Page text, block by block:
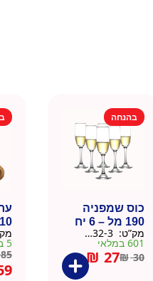
בהנחה
כוס שמפניה
190 מל – 6 יח
מק”ט:
601 במלאי
₪30
₪ 27
5 במלאי